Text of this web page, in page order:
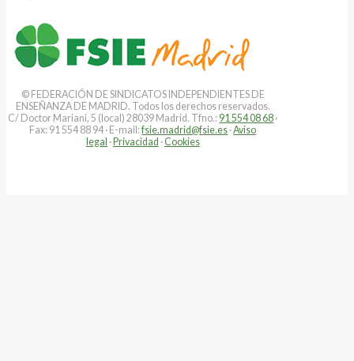
© FEDERACIÓN DE SINDICATOS INDEPENDIENTES DE
ENSEÑANZA DE MADRID. Todos los derechos reservados.
C/ Doctor Mariani, 5 (local) 28039 Madrid. Tfno.: 91 554 08 68 ·
Fax: 91 554 88 94 · E-mail:fsie.madrid@fsie.es ·Aviso
legal ·Privacidad · Cookies